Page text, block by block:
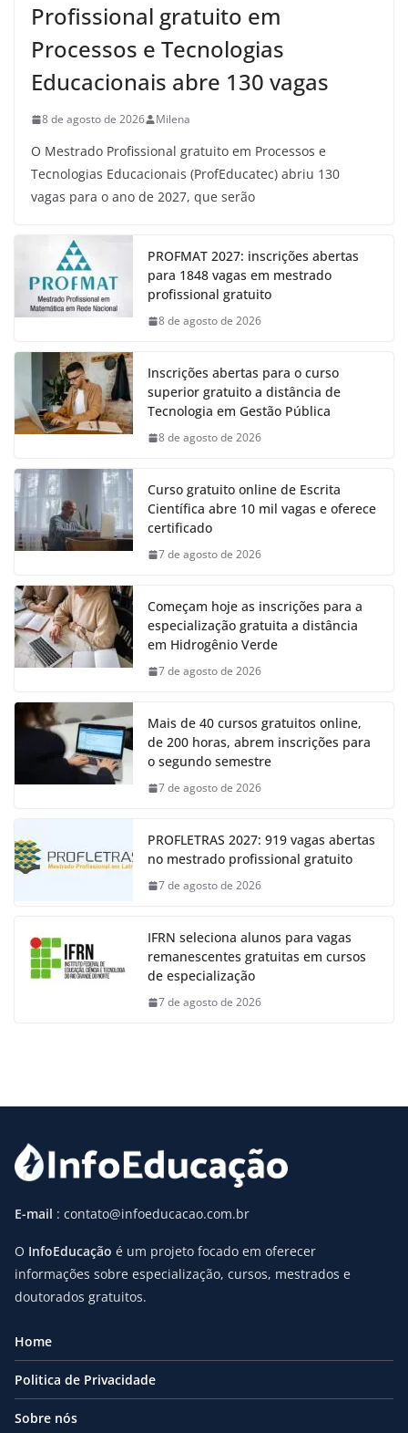
Profissional gratuito em
Processos e Tecnologias
Educacionais abre 130 vagas
8 de agosto de 2026 Milena
O Mestrado Profissional gratuito em Processos e
Tecnologias Educacionais (ProfEducatec) abriu 130
vagas para o ano de 2027, que serão
PROFMAT 2027: inscrições abertas
para 1848 vagas em mestrado
profissional gratuito
8 de agosto de 2026
Inscrições abertas para o curso
superior gratuito a distância de
Tecnologia em Gestão Pública
8 de agosto de 2026
Curso gratuito online de Escrita
Científica abre 10 mil vagas e oferece
certificado
7 de agosto de 2026
Começam hoje as inscrições para a
especialização gratuita a distância
em Hidrogênio Verde
7 de agosto de 2026
Mais de 40 cursos gratuitos online,
de 200 horas, abrem inscrições para
o segundo semestre
7 de agosto de 2026
PROFLETRAS 2027: 919 vagas abertas
no mestrado profissional gratuito
7 de agosto de 2026
IFRN seleciona alunos para vagas
remanescentes gratuitas em cursos
de especialização
7 de agosto de 2026
E-mail : contato@infoeducacao.com.br
O InfoEducação é um projeto focado em oferecer
informações sobre especialização, cursos, mestrados e
doutorados gratuitos.
Home
Politica de Privacidade
Sobre nós